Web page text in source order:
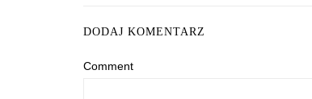
DODAJ KOMENTARZ
Comment